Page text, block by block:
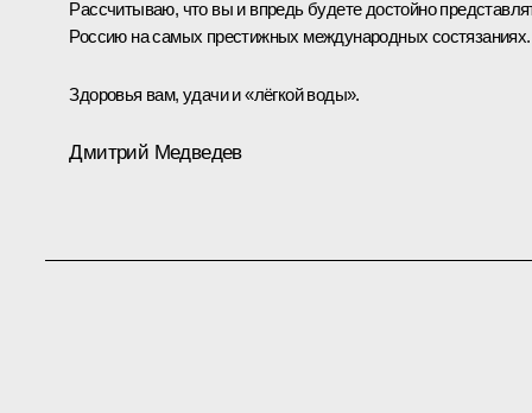
Рассчитываю, что вы и впредь будете достойно
Россию на самых престижных международных состязаниях.
Здоровья вам, удачи и «лёгкой воды».
Дмитрий Медведев